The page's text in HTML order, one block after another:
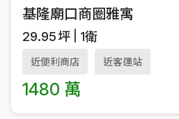
基隆廟口商圈雅寓
29.95坪 1衛
近便利商店 近客運站
1480 萬